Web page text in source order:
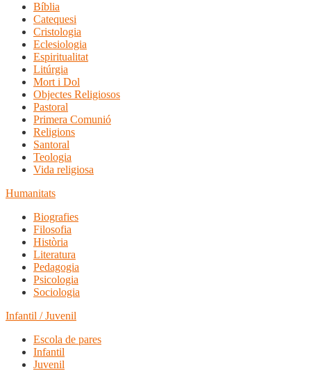
Bíblia
Catequesi
Cristologia
Eclesiologia
Espiritualitat
Litúrgia
Mort i Dol
Objectes Religiosos
Pastoral
Primera Comunió
Religions
Santoral
Teologia
Vida religiosa
Humanitats
Biografies
Filosofia
Història
Literatura
Pedagogia
Psicologia
Sociologia
Infantil / Juvenil
Escola de pares
Infantil
Juvenil